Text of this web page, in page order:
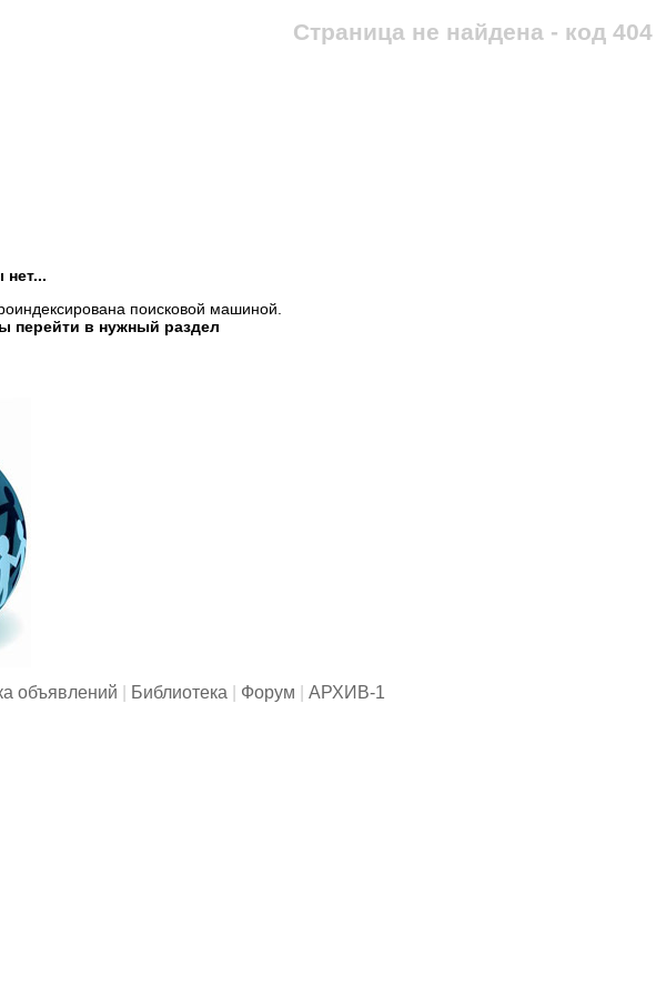
Страница не найдена - код 404
поисковой машиной.
перейти в нужный раздел
объявлений Библиотека Форум АРХИВ-1